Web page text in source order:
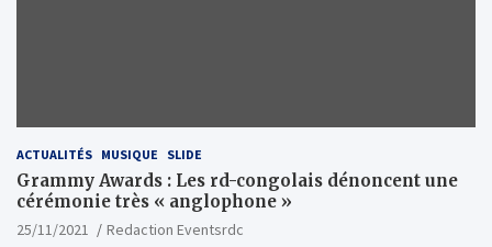
ACTUALITÉS MUSIQUE SLIDE
Grammy Awards : Les rd-congolais dénoncent une
cérémonie très « anglophone »
25/11/2021
Redaction Eventsrdc